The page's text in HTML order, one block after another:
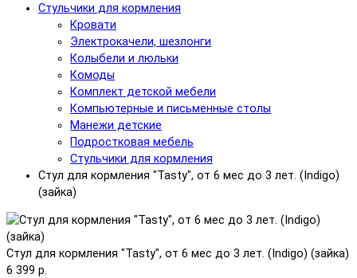
Стульчики для кормления
Кровати
Электрокачели, шезлонги
Колыбели и люльки
Комоды
Комплект детской мебели
Компьютерные и письменные столы
Манежи детские
Подростковая мебель
Стульчики для кормления
Стул для кормления "Tasty", от 6 мес до 3 лет. (Indigo)
(зайка)
Стул для кормления "Tasty", от 6 мес до 3 лет. (Indigo) (зайка)
6 399 р.